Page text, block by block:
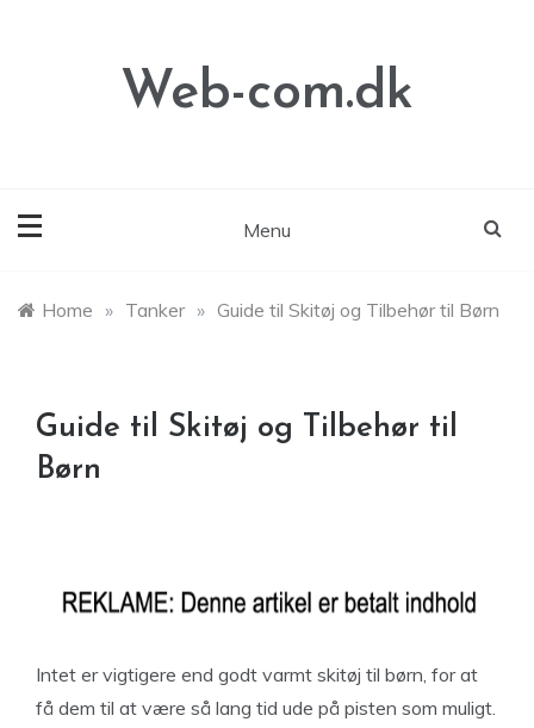
Web-com.dk
Menu
Home » Tanker » Guide til Skitøj og Tilbehør til Børn
Guide til Skitøj og Tilbehør til
Børn
Intet er vigtigere end godt varmt skitøj til børn, for at
få dem til at være så lang tid ude på pisten som muligt.